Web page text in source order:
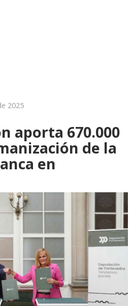
2025
aporta 670.000
de la
en